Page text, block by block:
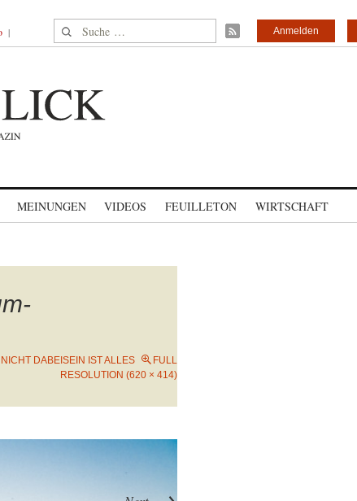
Suche nach: Anmelden
MEINUNGEN VIDEOS FEUILLETON WIRTSCHAFT
DABEISEIN IST ALLES
FULL
RESOLUTION (620 × 414)